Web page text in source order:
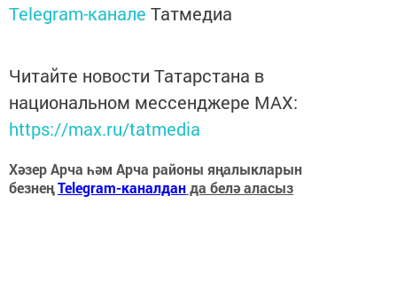
Telegram-канале Татмедиа
Читайте новости Татарстана в
национальном мессенджере MАХ:
https://max.ru/tatmedia
Хәзер Арча һәм Арча районы яңалыкларын
безнеңTelegram-каналданда белә аласыз